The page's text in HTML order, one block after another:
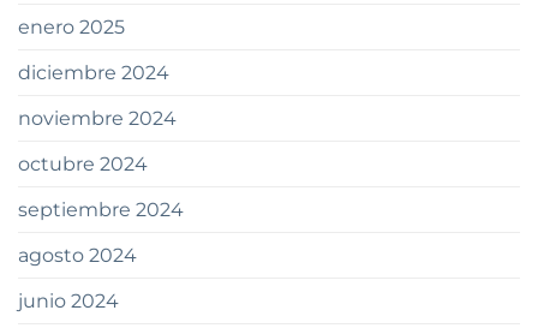
enero 2025
diciembre 2024
noviembre 2024
octubre 2024
septiembre 2024
agosto 2024
junio 2024